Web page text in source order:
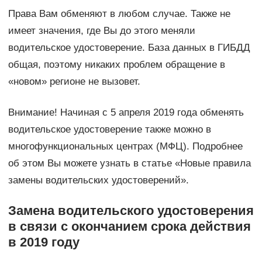
Права Вам обменяют в любом случае. Также не
имеет значения, где Вы до этого меняли
водительское удостоверение. База данных в ГИБДД
общая, поэтому никаких проблем обращение в
«новом» регионе не вызовет.
Внимание! Начиная с 5 апреля 2019 года обменять
водительское удостоверение также можно в
многофункциональных центрах (МФЦ). Подробнее
об этом Вы можете узнать в статье «Новые правила
замены водительских удостоверений».
Замена водительского удостоверения
в связи с окончанием срока действия
в 2019 году